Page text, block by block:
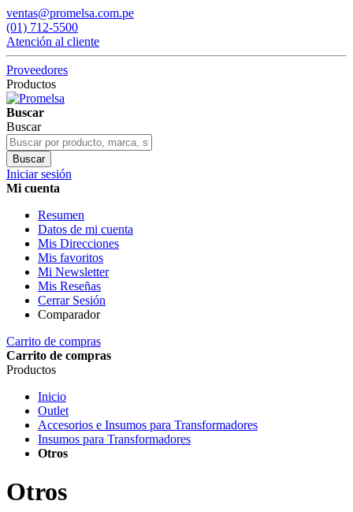
ventas@promelsa.com.pe
(01) 712-5500
Atención al cliente
Proveedores
Productos
Buscar
Buscar
Buscar
Iniciar sesión
Mi cuenta
Resumen
Datos de mi cuenta
Mis Direcciones
Mis favoritos
Mi Newsletter
Mis Reseñas
Cerrar Sesión
Comparador
Carrito de compras
Carrito de compras
Productos
Inicio
Outlet
Accesorios e Insumos para Transformadores
Insumos para Transformadores
Otros
Otros